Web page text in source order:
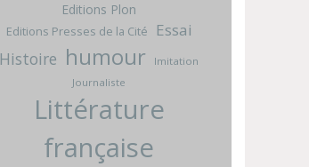
Editions Plon
Editions Presses de la Cité Essai
Histoire humour
Imitation
Journaliste
Littérature
française